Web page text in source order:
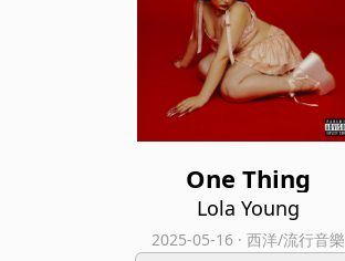
One Thing
Lola Young
2025-05-16 · 西洋/流行音樂